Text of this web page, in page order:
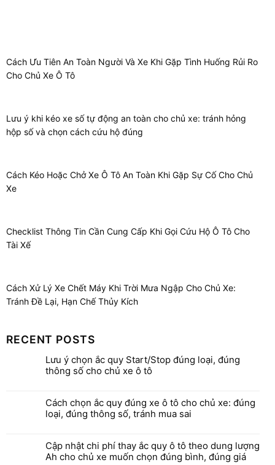
Cách Ưu Tiên An Toàn Người Và Xe Khi Gặp Tình Huống Rủi Ro
Cho Chủ Xe Ô Tô
Lưu ý khi kéo xe số tự động an toàn cho chủ xe: tránh hỏng
hộp số và chọn cách cứu hộ đúng
Cách Kéo Hoặc Chở Xe Ô Tô An Toàn Khi Gặp Sự Cố Cho Chủ
Xe
Checklist Thông Tin Cần Cung Cấp Khi Gọi Cứu Hộ Ô Tô Cho
Tài Xế
Cách Xử Lý Xe Chết Máy Khi Trời Mưa Ngập Cho Chủ Xe:
Tránh Đề Lại, Hạn Chế Thủy Kích
RECENT POSTS
Lưu ý chọn ắc quy Start/Stop đúng loại, đúng
thông số cho chủ xe ô tô
Cách chọn ắc quy đúng xe ô tô cho chủ xe: đúng
loại, đúng thông số, tránh mua sai
Cập nhật chi phí thay ắc quy ô tô theo dung lượng
Ah cho chủ xe muốn chọn đúng bình, đúng giá